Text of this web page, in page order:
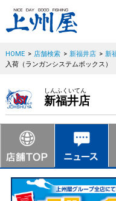
HOME > 店舗検索 > 新福井店 > 新
入荷（ランガンシステムボックス）
しんふくいてん
新福井店